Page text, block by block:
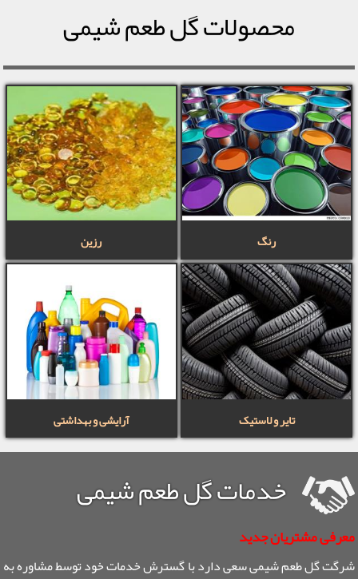
محصولات گل طعم شیمی
رنگ رزین
تایر و لاستیک آرایشی و بهداشتی
خدمات گل طعم شیمی
معرفی مشتریان جدید
شرگت گل طعم شیمی سعی دارد با گسترش خدمات خود توسط مشاوره به